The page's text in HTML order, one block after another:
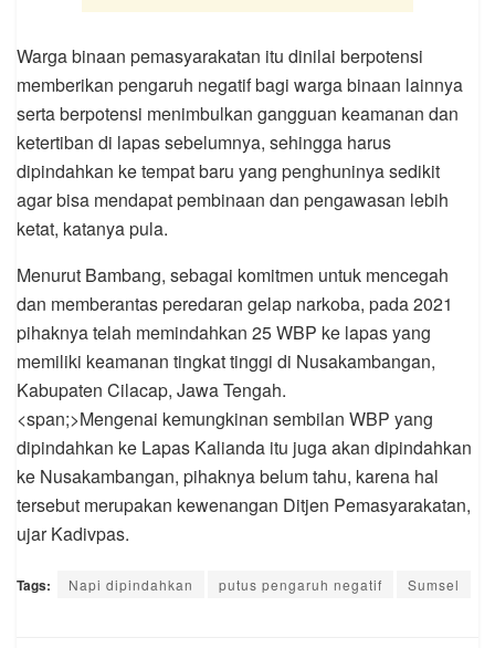
Warga binaan pemasyarakatan itu dinilai berpotensi
memberikan pengaruh negatif bagi warga binaan lainnya
serta berpotensi menimbulkan gangguan keamanan dan
ketertiban di lapas sebelumnya, sehingga harus
dipindahkan ke tempat baru yang penghuninya sedikit
agar bisa mendapat pembinaan dan pengawasan lebih
ketat, katanya pula.
Menurut Bambang, sebagai komitmen untuk mencegah
dan memberantas peredaran gelap narkoba, pada 2021
pihaknya telah memindahkan 25 WBP ke lapas yang
memiliki keamanan tingkat tinggi di Nusakambangan,
Kabupaten Cilacap, Jawa Tengah.
<span;>Mengenai kemungkinan sembilan WBP yang
dipindahkan ke Lapas Kalianda itu juga akan dipindahkan
ke Nusakambangan, pihaknya belum tahu, karena hal
tersebut merupakan kewenangan Ditjen Pemasyarakatan,
ujar Kadivpas.
Tags: Napi dipindahkan putus pengaruh negatif Sumsel